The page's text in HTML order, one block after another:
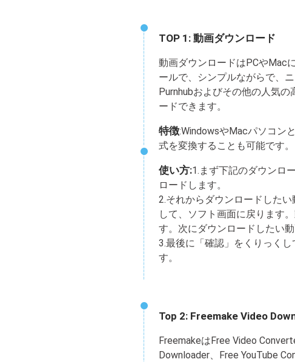
TOP 1: 動画ダウンロード
動画ダウンロードはPCやMac
ールで、シンプルながらで、
Purnhubおよびその他の人気
ードできます。
特徴:WindowsやMacパソコン
式を変換することも可能です。
使い方:1.まず下記のダウンロ
ロードします。
2.それからダウンロードした
して、ソフト画面に戻ります
す。次にダウンロードしたい
3.最後に「確認」をくりっく
す。
Top 2: Freemake Video
FreemakeはFree Video
Downloader、Free YouTube